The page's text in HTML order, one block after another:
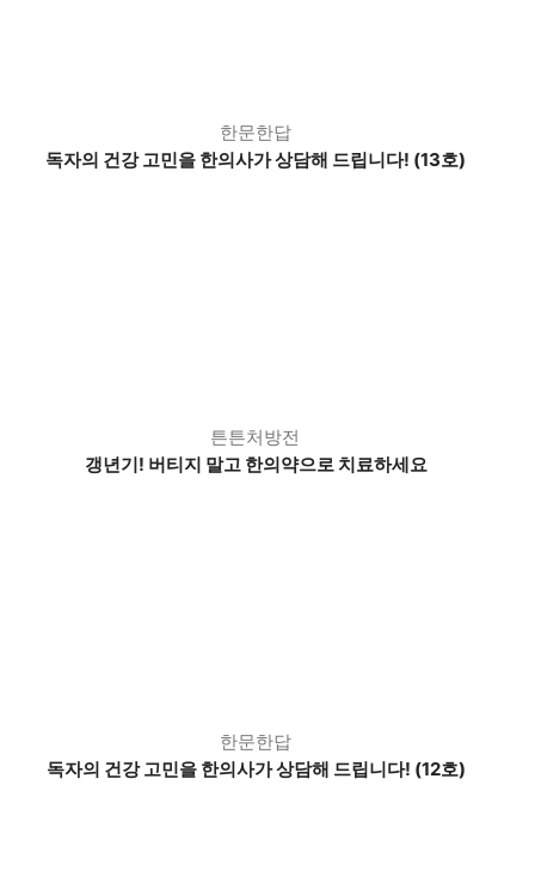
한문한답
독자의 건강 고민을 한의사가 상담해 드립니다! (13호)
튼튼처방전
갱년기! 버티지 말고 한의약으로 치료하세요
한문한답
독자의 건강 고민을 한의사가 상담해 드립니다! (12호)